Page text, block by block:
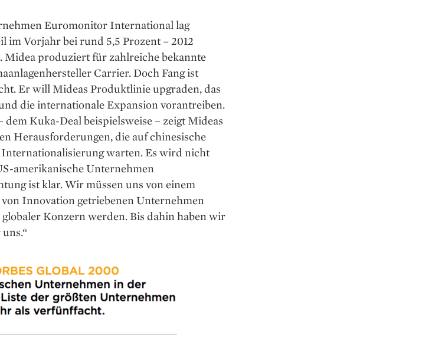
Euromonitor International lag
im Vorjahr bei rund 5,5 Prozent – 2012
Midea produziert für zahlreiche bekannte
Carrier. Doch Fang ist
Er will Mideas Produktlinie upgraden, das
die internationale Expansion vorantreiben.
Kuka-Deal beispielsweise – zeigt Mideas
Herausforderungen, die auf chinesische
warten. Es wird nicht
amerikanische Unternehmen
ist klar. Wir müssen uns von einem
Innovation getriebenen Unternehmen
Konzern werden. Bis dahin haben wir